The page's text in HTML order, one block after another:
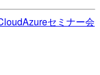
Azureセミナー会